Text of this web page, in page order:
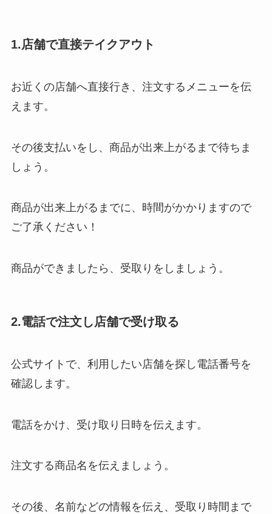
1.店舗で直接テイクアウト
お近くの店舗へ直接行き、注文するメニューを伝
えます。
その後支払いをし、商品が出来上がるまで待ちま
しょう。
商品が出来上がるまでに、時間がかかりますので
ご了承ください！
商品ができましたら、受取りをしましょう。
2.電話で注文し店舗で受け取る
公式サイトで、利用したい店舗を探し電話番号を
確認します。
電話をかけ、受け取り日時を伝えます。
注文する商品名を伝えましょう。
その後、名前などの情報を伝え、受取り時間まで